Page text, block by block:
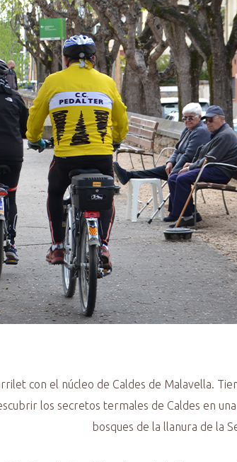
con el núcleo de Caldes de Malavella.
los secretos termales de Caldes en
bosques de la llanura de la